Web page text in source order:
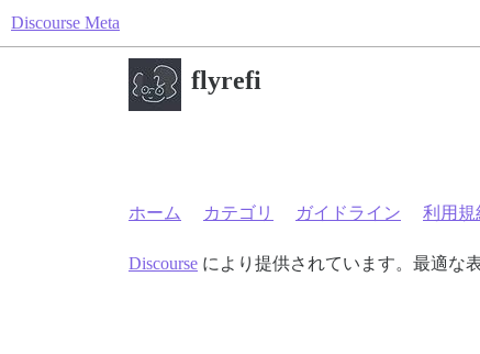
Discourse Meta
flyrefi
ホーム カテゴリ ガイドライン 利用規
Discourse により提供されています。最適な